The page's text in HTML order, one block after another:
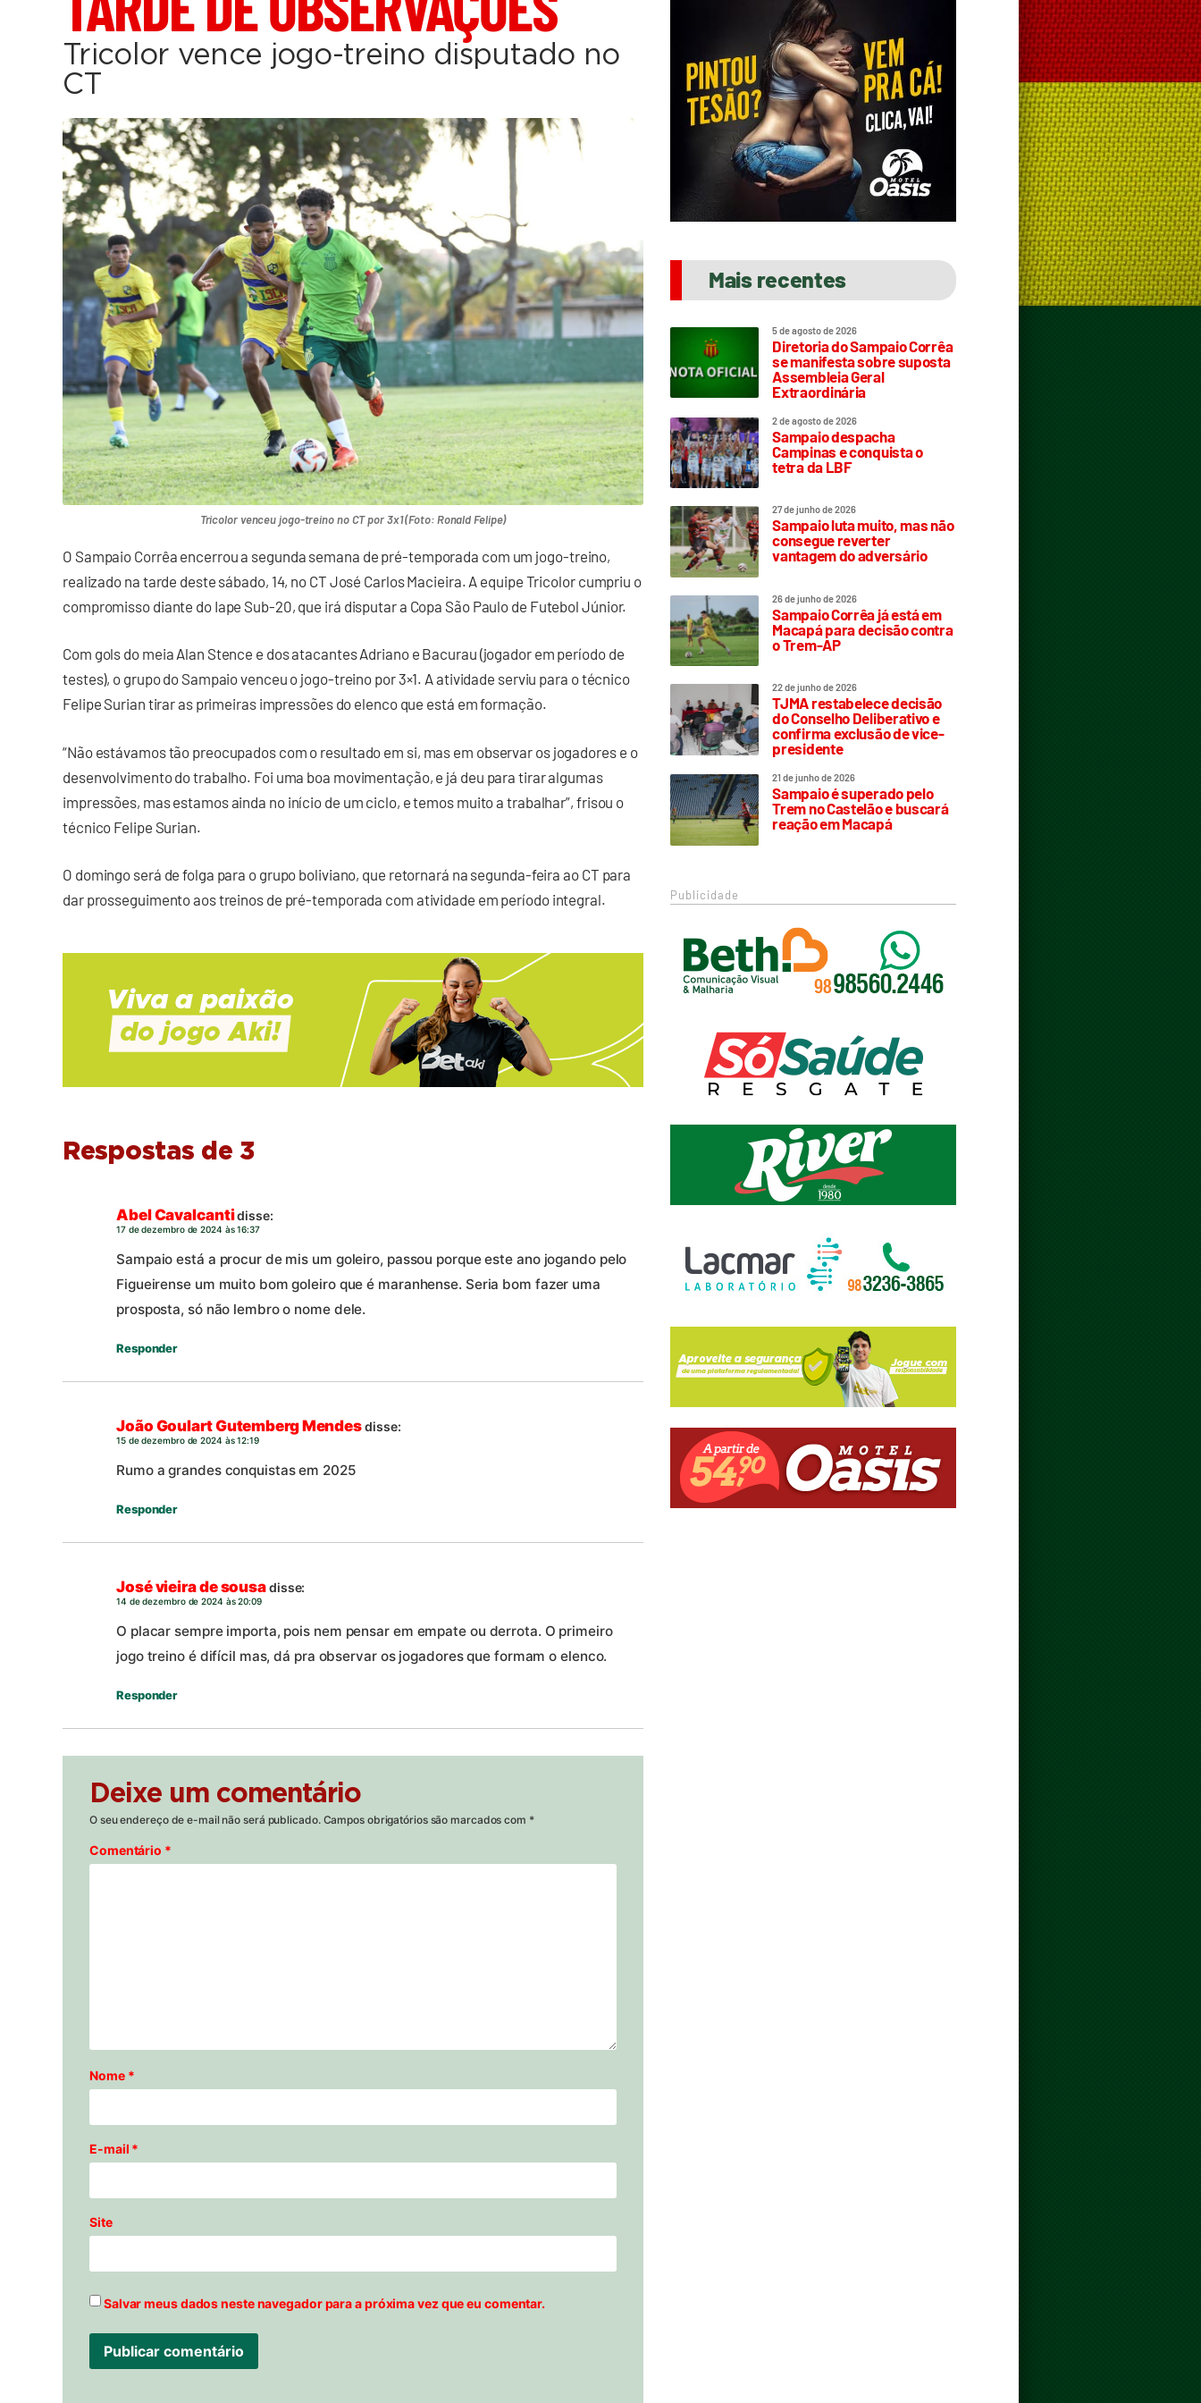
Tricolor vence jogo-treino disputado no
CT
Tricolor venceu jogo-treino no CT por 3x1 (Foto: Ronald Felipe)
O Sampaio Corrêa encerrou a segunda semana de pré-temporada com um jogo-treino,
realizado na tarde deste sábado, 14, no CT José Carlos Macieira. A equipe Tricolor cumpriu o
compromisso diante do Iape Sub-20, que irá disputar a Copa São Paulo de Futebol Júnior.
Com gols do meia Alan Stence e dos atacantes Adriano e Bacurau (jogador em período de
testes), o grupo do Sampaio venceu o jogo-treino por 3×1. A atividade serviu para o técnico
Felipe Surian tirar as primeiras impressões do elenco que está em formação.
“Não estávamos tão preocupados com o resultado em si, mas em observar os jogadores e o
desenvolvimento do trabalho. Foi uma boa movimentação, e já deu para tirar algumas
impressões, mas estamos ainda no início de um ciclo, e temos muito a trabalhar”, frisou o
técnico Felipe Surian.
O domingo será de folga para o grupo boliviano, que retornará na segunda-feira ao CT para
dar prosseguimento aos treinos de pré-temporada com atividade em período integral.
Respostas de 3
Abel Cavalcantidisse:
17 de dezembro de 2024 às 16:37
Sampaio está a procur de mis um goleiro, passou porque este ano jogando pelo
Figueirense um muito bom goleiro que é maranhense. Seria bom fazer uma
prosposta, só não lembro o nome dele.
Responder
João Goulart Gutemberg Mendesdisse:
15 de dezembro de 2024 às 12:19
Rumo a grandes conquistas em 2025
Responder
José vieira de sousadisse:
14 de dezembro de 2024 às 20:09
O placar sempre importa, pois nem pensar em empate ou derrota. O primeiro
jogo treino é difícil mas, dá pra observar os jogadores que formam o elenco.
Responder
Deixe um comentário
O seu endereço de e-mail não será publicado. Campos obrigatórios são marcados com *
Comentário *
Nome *
E-mail *
Site
Salvar meus dados neste navegador para a próxima vez que eu comentar.
Mais recentes
5 de agosto de 2026
Diretoria do Sampaio Corrêa
se manifesta sobre suposta
Assembleia Geral
Extraordinária
2 de agosto de 2026
Sampaio despacha
Campinas e conquista o
tetra da LBF
27 de junho de 2026
Sampaio luta muito, mas não
consegue reverter
vantagem do adversário
26 de junho de 2026
Sampaio Corrêa já está em
Macapá para decisão contra
o Trem-AP
22 de junho de 2026
TJMA restabelece decisão
do Conselho Deliberativo e
confirma exclusão de vice-
presidente
21 de junho de 2026
Sampaio é superado pelo
Trem no Castelão e buscará
reação em Macapá
Publicidade